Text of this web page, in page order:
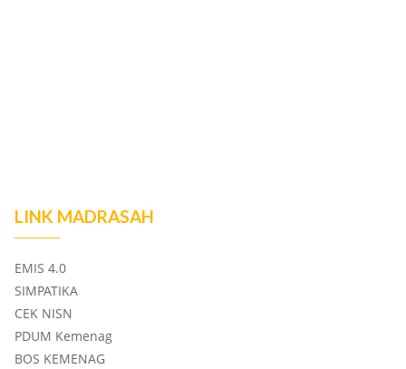
LINK MADRASAH
EMIS 4.0
SIMPATIKA
CEK NISN
PDUM Kemenag
BOS KEMENAG